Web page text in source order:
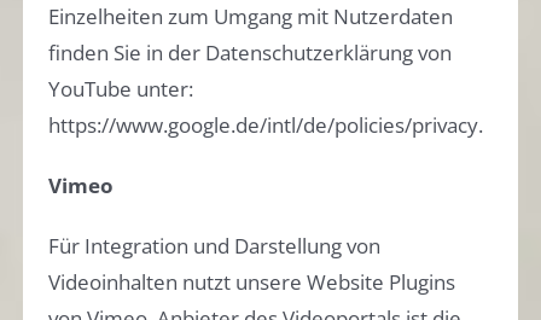
Einzelheiten zum Umgang mit Nutzerdaten
finden Sie in der Datenschutzerklärung von
YouTube unter:
https://www.google.de/intl/de/policies/privacy.
Vimeo
Für Integration und Darstellung von
Videoinhalten nutzt unsere Website Plugins